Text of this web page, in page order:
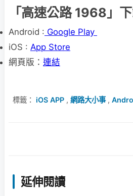
「高速公路 1968」
Android : Google Play
iOS : App Store
網頁版： 連結
標籤： iOS APP , 網路大小事,
延伸閱讀